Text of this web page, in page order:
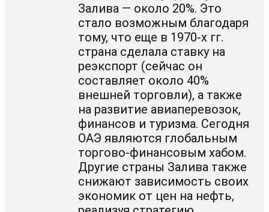
Залива — около 20%. Это
стало возможным благодаря
тому, что еще в 1970-х гг.
страна сделала ставку на
реэкспорт (сейчас он
составляет около 40%
внешней торговли), а также
на развитие авиаперевозок,
финансов и туризма. Сегодня
ОАЭ являются глобальным
торгово-финансовым хабом.
Другие страны Залива также
снижают зависимость своих
экономик от цен на нефть,